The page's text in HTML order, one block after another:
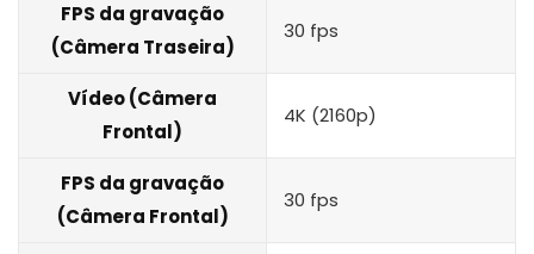
FPS da gravação
(Câmera Traseira)
30 fps
Vídeo (Câmera
Frontal)
4K (2160p)
FPS da gravação
(Câmera Frontal)
30 fps